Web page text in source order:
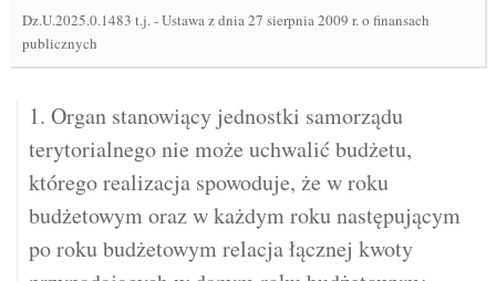
Dz.U.2025.0.1483 t.j.-Ustawa z dnia 27 sierpnia 2009 r. o finansach
publicznych
1. Organ stanowiący jednostki samorządu
terytorialnego nie może uchwalić budżetu,
którego realizacja spowoduje, że w roku
budżetowym oraz w każdym roku następującym
po roku budżetowym relacja łącznej kwoty